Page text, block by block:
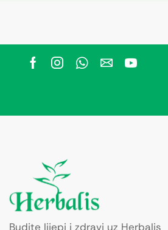
Budite lijepi i zdravi uz Herbalis